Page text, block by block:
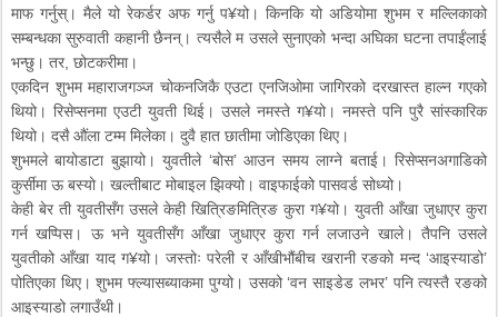
माफ गर्नुस्। मैले यो रेकर्डर अफ गर्नु प¥यो। किनकि यो अडियोमा शुभम र मल्लिकाको
सम्बन्धका सुरुवाती कहानी छैनन्। त्यसैले म उसले सुनाएको भन्दा अघिका घटना तपाईंलाई
भन्छु। तर, छोटकरीमा।
एकदिन शुभम महाराजगञ्ज चोकनजिकै एउटा एनजिओमा जागिरको दरखास्त हाल्न गएको
थियो। रिसेप्सनमा एउटी युवती थिई। उसले नमस्ते ग¥यो। नमस्ते पनि पुरै सांस्कारिक
थियो। दसै औंला टम्म मिलेका। दुवै हात छातीमा जोडिएका थिए।
शुभमले बायोडाटा बुझायो। युवतीले ‘बोस’ आउन समय लाग्ने बताई। रिसेप्सनअगाडिको
कुर्सीमा ऊ बस्यो। खल्तीबाट मोबाइल झिक्यो। वाइफाईको पासवर्ड सोध्यो।
केही बेर ती युवतीसँग उसले केही खित्रिङमित्रिङ कुरा ग¥यो। युवती आँखा जुधाएर कुरा
गर्न खप्पिस। ऊ भने युवतीसँग आँखा जुधाएर कुरा गर्न लजाउने खाले। तैपनि उसले
युवतीको आँखा याद ग¥यो। जस्तोः परेली र आँखीभौंबीच खरानी रङको मन्द ‘आइस्याडो’
पोतिएका थिए। शुभम फ्ल्यासब्याकमा पुग्यो। उसको ‘वन साइडेड लभर’ पनि त्यस्तै रङको
आइस्याडो लगाउँथी।